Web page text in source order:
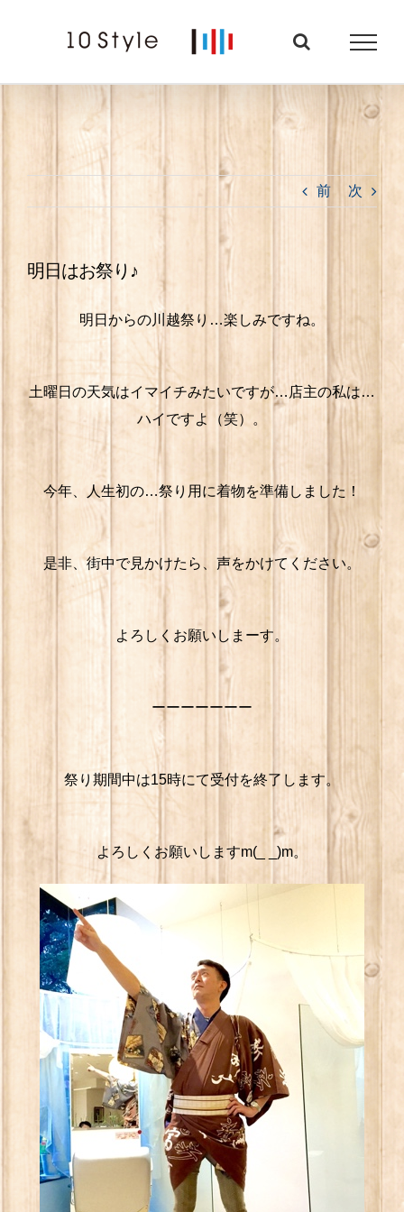
前 次
明日はお祭り♪
明日からの川越祭り…楽しみですね。
土曜日の天気はイマイチみたいですが…店主の私は…
ハイですよ（笑）。
今年、人生初の…祭り用に着物を準備しました！
是非、街中で見かけたら、声をかけてください。
よろしくお願いしまーす。
ーーーーーーー
祭り期間中は15時にて受付を終了します。
よろしくお願いしますm(_ _)m。